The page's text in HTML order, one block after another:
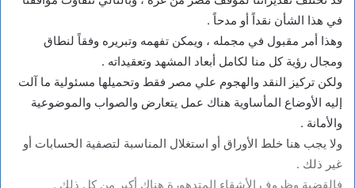
في هذا الشأن نقداً أو مدحاً .
وهذا أمر مقبول في مجمله ، ويمكن تفهمه وتبريره وفقاً لنطاق
ومجال رؤية كل منا لكامل أبعاد المشهد وتعقيداته .
ولكن تركيز النقد والهجوم علي مصر فقط وتحميلها مسئولية ما آلت
إليه الأوضاع المأساوية هناك عمل يتعارض والصواب والموضوعية
والأمانة .
ولا يجب هنا خلط الأوراق أو استغلال المناسبة لتصفية الحسابات أو
غير ذلك .
فالقضية وظروف الأشقاء المتدهورة هناك أكبر من كل ذلك .